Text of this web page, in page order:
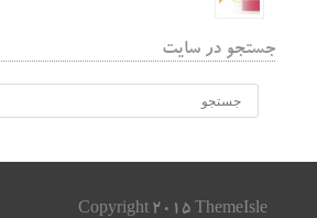
جستجو در سایت
Copyright 2015 ThemeIsle